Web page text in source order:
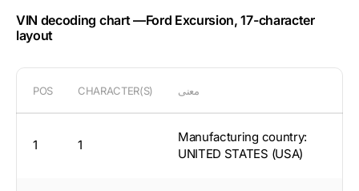
VIN decoding chart —Ford Excursion, 17-character
layout
POS CHARACTER(S) معنى
1 1
Manufacturing country:
UNITED STATES (USA)